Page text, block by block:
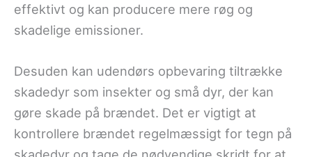
effektivt og kan producere mere røg og
skadelige emissioner.
Desuden kan udendørs opbevaring tiltrække
skadedyr som insekter og små dyr, der kan
gøre skade på brændet. Det er vigtigt at
kontrollere brændet regelmæssigt for tegn på